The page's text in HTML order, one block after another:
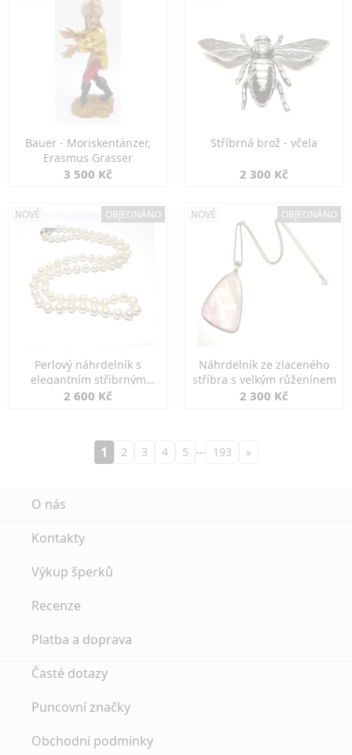
Bauer - Moriskentänzer,
Erasmus Grasser
3 500 Kč
Stříbrná brož - včela
2 300 Kč
NOVÉ OBJEDNÁNO
Perlový náhrdelník s
elegantním stříbrným
zapínáním
2 600 Kč
NOVÉ OBJEDNÁNO
Náhrdelník ze zlaceného
stříbra s velkým růženínem
2 300 Kč
1 2 3 4 5 … 193 »
O nás
Kontakty
Výkup šperků
Recenze
Platba a doprava
Časté dotazy
Puncovní značky
Obchodní podmínky